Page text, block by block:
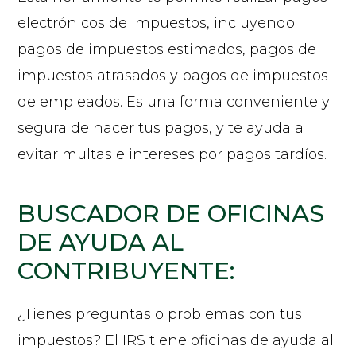
electrónicos de impuestos, incluyendo
pagos de impuestos estimados, pagos de
impuestos atrasados y pagos de impuestos
de empleados. Es una forma conveniente y
segura de hacer tus pagos, y te ayuda a
evitar multas e intereses por pagos tardíos.
BUSCADOR DE OFICINAS
DE AYUDA AL
CONTRIBUYENTE:
¿Tienes preguntas o problemas con tus
impuestos? El IRS tiene oficinas de ayuda al